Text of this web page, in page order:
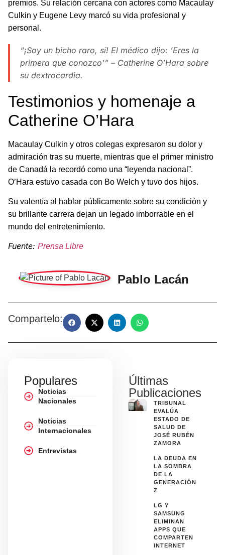
premios. Su relación cercana con actores como Macaulay
Culkin y Eugene Levy marcó su vida profesional y
personal.
“¡Soy un bicho raro, sí! El médico dijo: ‘Eres la
primera que conozco’” – Catherine O’Hara sobre
su dextrocardia.
Testimonios y homenaje a
Catherine O’Hara
Macaulay Culkin y otros colegas expresaron su dolor y
admiración tras su muerte, mientras que el primer ministro
de Canadá la recordó como una “leyenda nacional”.
O’Hara estuvo casada con Bo Welch y tuvo dos hijos.
Su valentía al hablar públicamente sobre su condición y
su brillante carrera dejan un legado imborrable en el
mundo del entretenimiento.
Fuente: Prensa Libre
Pablo Lacán
Compartelo:
Populares
Noticias
Nacionales
Noticias
Internacionales
Entrevistas
Últimas
Publicaciones
TRIBUNAL
EVALÚA
ESTADO DE
SALUD DE
JOSÉ RUBÉN
ZAMORA
LA DEUDA EN
LA SOMBRA
DE LA
GENERACIÓN
Z
LG Y
SAMSUNG
ELIMINAN
APPS QUE
COMPARTEN
INTERNET